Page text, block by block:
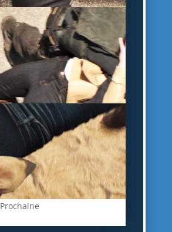
Prochaine